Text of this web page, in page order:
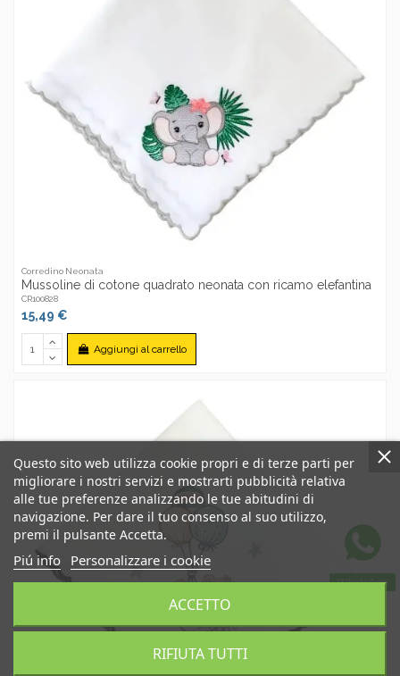
Corredino Neonata
Mussoline di cotone quadrato neonata con ricamo elefantina
CR100828
15,49 €
Aggiungi al carrello
WhatsApp
Questo sito web utilizza cookie propri e di terze parti per
migliorare i nostri servizi e mostrarti pubblicità relativa
alle tue preferenze analizzando le tue abitudini di
navigazione. Per dare il tuo consenso al suo utilizzo,
premi il pulsante Accetta.
Piú info Personalizzare i cookie
RIFIUTA TUTTI
ACCETTO